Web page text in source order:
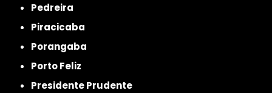
Pedreira
Piracicaba
Porangaba
Porto Feliz
Presidente Prudente